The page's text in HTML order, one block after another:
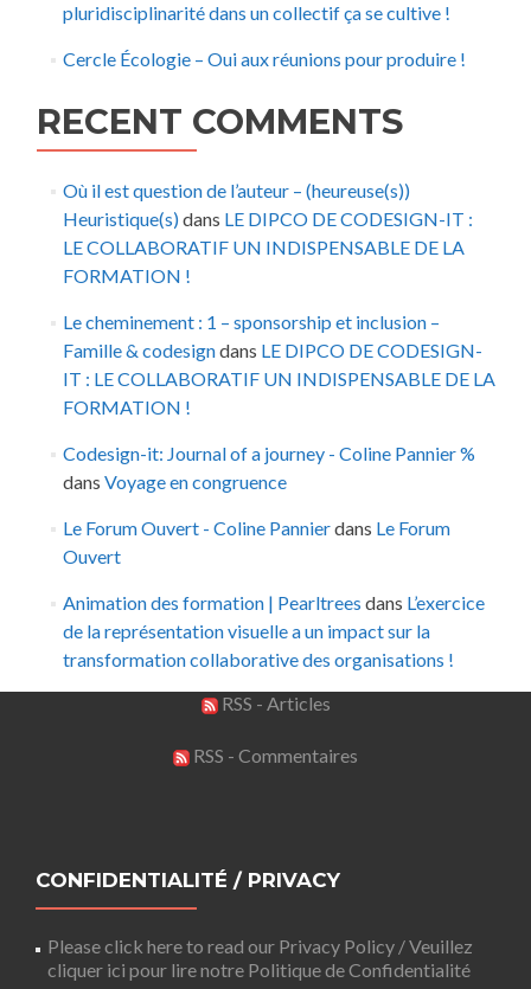
pluridisciplinarité dans un collectif ça se cultive !
Cercle Écologie – Oui aux réunions pour produire !
RECENT COMMENTS
Où il est question de l’auteur – (heureuse(s))
Heuristique(s)dans LE DIPCO DE CODESIGN-IT :
LE COLLABORATIF UN INDISPENSABLE DE LA
FORMATION !
Le cheminement : 1 – sponsorship et inclusion –
Famille & codesigndans LE DIPCO DE CODESIGN-
IT : LE COLLABORATIF UN INDISPENSABLE DE LA
FORMATION !
Codesign-it: Journal of a journey - Coline Pannier %
dans Voyage en congruence
Le Forum Ouvert - Coline Pannierdans Le Forum
Ouvert
Animation des formation | Pearltrees dans L’exercice
de la représentation visuelle a un impact sur la
transformation collaborative des organisations !
RSS - Articles
RSS - Commentaires
CONFIDENTIALITÉ / PRIVACY
Please click here to read our Privacy Policy / Veuillez
cliquer ici pour lire notre Politique de Confidentialité